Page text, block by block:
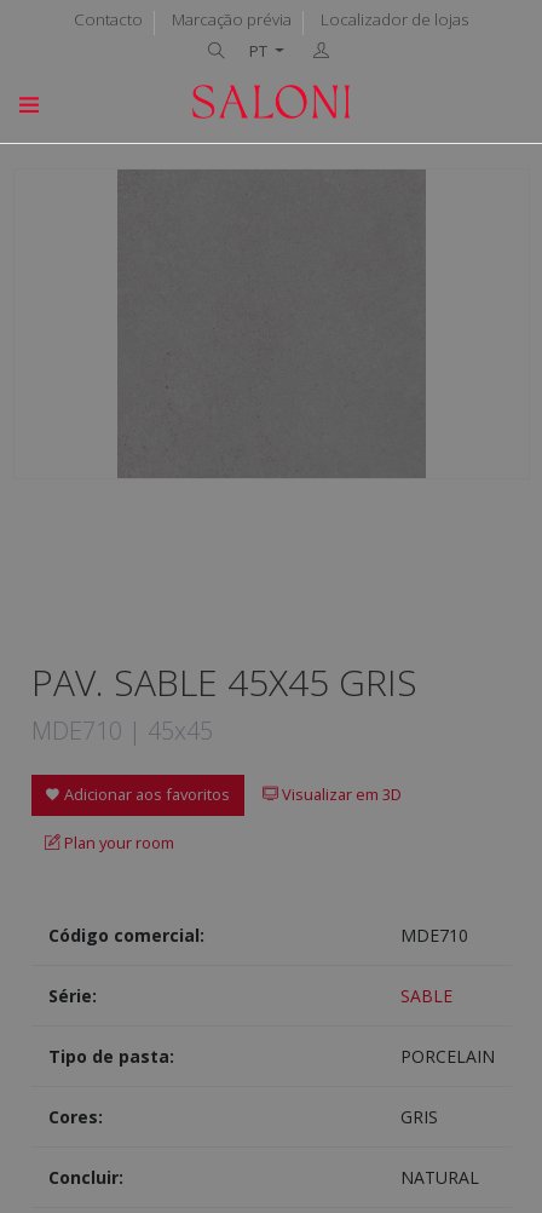
Contacto Marcação prévia
Localizador de lojas
PT
PAV. SABLE 45X45 GRIS
MDE710 | 45x45
Adicionar aos favoritos Visualizar em 3D
Plan your room
Código comercial: MDE710
Série: SABLE
Tipo de pasta: PORCELAIN
Cores: GRIS
Concluir: NATURAL